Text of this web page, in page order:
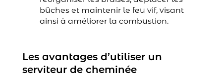
bûches et maintenir le feu vif, visant
ainsi à améliorer la combustion.
Les avantages d’utiliser un
serviteur de cheminée